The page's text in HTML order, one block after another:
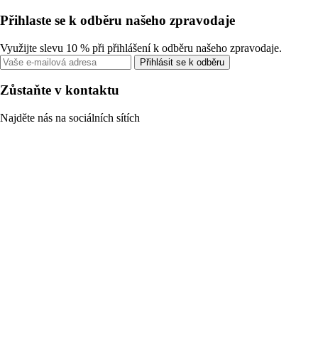
Přihlaste se k odběru našeho zpravodaje
Využijte slevu 10 % při přihlášení k odběru našeho zpravodaje.
Přihlásit se k odběru
Zůstaňte v kontaktu
Najděte nás na sociálních sítích